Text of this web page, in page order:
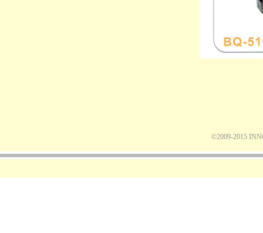
©2009-2015